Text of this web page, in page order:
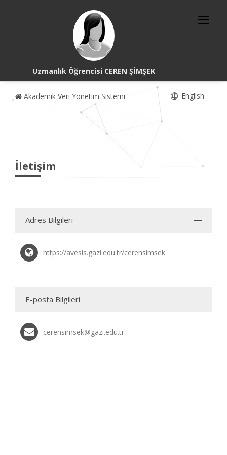
Uzmanlık Öğrencisi CEREN ŞİMŞEK
Akademik Veri Yönetim Sistemi English
İletişim
Adres Bilgileri
https://avesis.gazi.edu.tr/cerensimsek
E-posta Bilgileri
cerensimsek@gazi.edu.tr